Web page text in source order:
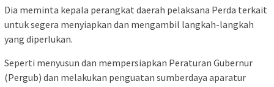
Dia meminta kepala perangkat daerah pelaksana Perda terkait
untuk segera menyiapkan dan mengambil langkah-langkah
yang diperlukan.
Seperti menyusun dan mempersiapkan Peraturan Gubernur
(Pergub) dan melakukan penguatan sumberdaya aparatur